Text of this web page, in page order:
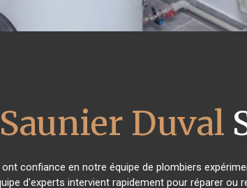
Duval
confiance en notre équipe de plombiers
d'experts intervient rapidement pour réparer ou